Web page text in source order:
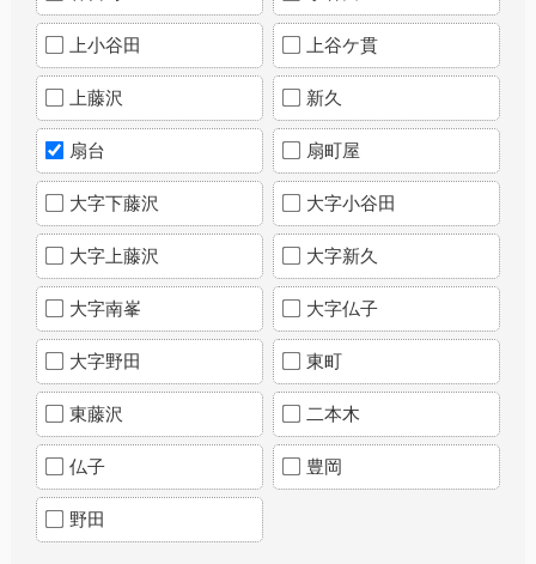
上小谷田 上谷ケ貫
上藤沢 新久
扇台 扇町屋
大字下藤沢 大字小谷田
大字上藤沢 大字新久
大字南峯 大字仏子
大字野田 東町
東藤沢 二本木
仏子 豊岡
野田